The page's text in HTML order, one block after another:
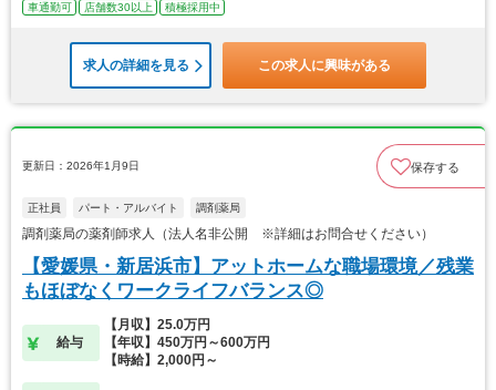
車通勤可
店舗数30以上 積極採用中
求人の詳細を見る この求人に興味がある
更新日：2026年1月9日 保存する
正社員 パート・アルバイト 調剤薬局
調剤薬局の薬剤師求人（法人名非公開 ※詳細はお問合せください）
【愛媛県・新居浜市】アットホームな職場環境／残業
もほぼなくワークライフバランス◎
給与
【月収】25.0万円
【年収】450万円～600万円
【時給】2,000円～